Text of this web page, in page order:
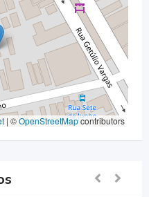
| ©OpenStreetMapcontributors